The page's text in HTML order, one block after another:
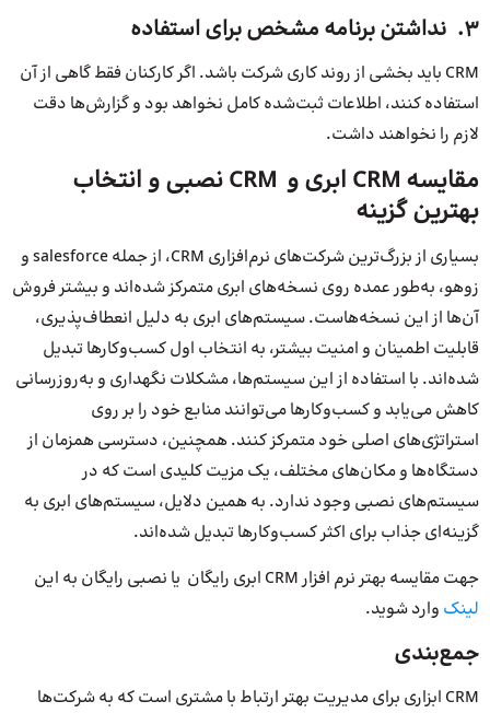
3. نداشتن برنامه مشخص برای استفاده
CRM باید بخشی از روند کاری شرکت باشد. اگر کارکنان فقط گاهی از آن
استفاده کنند، اطلاعات ثبت‌شده کامل نخواهد بود و گزارش‌ها دقت
لازم را نخواهند داشت.
مقایسه CRM ابری و CRM نصبی و انتخاب
بهترین گزینه
بسیاری از بزرگ‌ترین شرکت‌های نرم‌افزاری CRM، از جمله salesforce و
زوهو، به‌طور عمده روی نسخه‌های ابری متمرکز شده‌اند و بیشتر فروش
آن‌ها از این نسخه‌هاست. سیستم‌های ابری به دلیل انعطاف‌پذیری،
قابلیت اطمینان و امنیت بیشتر، به انتخاب اول کسب‌وکارها تبدیل
شده‌اند. با استفاده از این سیستم‌ها، مشکلات نگهداری و به‌روزرسانی
کاهش می‌یابد و کسب‌وکارها می‌توانند منابع خود را بر روی
استراتژی‌های اصلی خود متمرکز کنند. همچنین، دسترسی همزمان از
دستگاه‌ها و مکان‌های مختلف، یک مزیت کلیدی است که در
سیستم‌های نصبی وجود ندارد. به همین دلایل، سیستم‌های ابری به
گزینه‌ای جذاب برای اکثر کسب‌وکارها تبدیل شده‌اند.
جهت مقایسه بهتر نرم افزار CRM ابری رایگان یا نصبی رایگان به این
لینک وارد شوید.
جمع‌بندی
CRM ابزاری برای مدیریت بهتر ارتباط با مشتری است که به شرکت‌ها